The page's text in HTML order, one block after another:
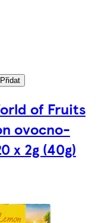
Přidat
of Fruits
ovocno-
x 2g (40g)